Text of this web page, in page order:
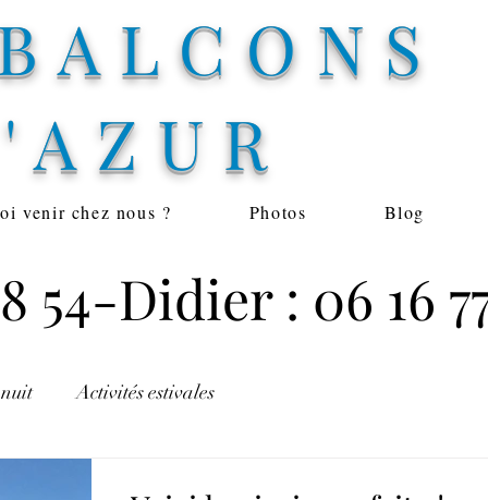
venir chez nous ? Photos Blog
54-Didier : 06 16
Activités estivales